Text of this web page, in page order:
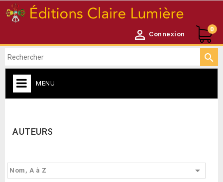
 Connexion
0

MENU
AUTEURS
Nom, A à Z 